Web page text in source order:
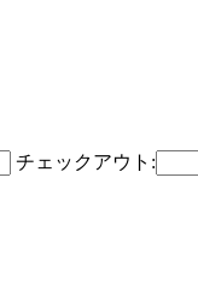
チェックアウト: